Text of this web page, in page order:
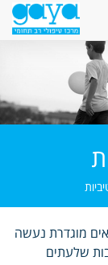
מוגדרת נעשה
שלעתים